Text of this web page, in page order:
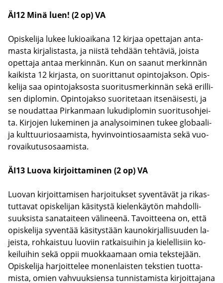
ÄI12 Minä luen! (2 op) VA
Opis­ke­li­ja lukee lu­kio­ai­ka­na 12 kir­jaa opet­ta­jan an­ta­
mas­ta kir­ja­lis­tas­ta, ja niis­tä teh­dään teh­tä­viä, jois­ta
opet­ta­ja antaa mer­kin­nän. Kun on saa­nut mer­kin­nän
kai­kis­ta 12 kir­jas­ta, on suo­rit­ta­nut opin­to­jak­son. Opis­
ke­li­ja saa opin­to­jak­sos­ta suo­ri­tus­mer­kin­nän sekä eril­li­
sen diplo­min. Opin­to­jak­so suo­ri­te­taan it­se­näi­ses­ti, ja
se nou­dat­taa Pir­kan­maan lu­ku­diplo­min suo­ri­tus­oh­jei­
ta. Kir­jo­jen lu­ke­mi­nen ja ana­ly­soi­mi­nen tukee globaali-​
ja kult­tuu­rio­saa­mis­ta, hy­vin­voin­tio­saa­mis­ta sekä vuo­
ro­vai­ku­tus­osaa­mis­ta.
ÄI13 Luova kir­joit­ta­mi­nen (2 op) VA
Luo­van kir­joit­ta­mi­sen har­joi­tuk­set sy­ven­tä­vät ja ri­kas­
tut­ta­vat opis­ke­li­jan kä­si­tys­tä kie­len­käy­tön mah­dol­li­
suuk­sis­ta sa­na­tai­teen vä­li­nee­nä. Ta­voit­tee­na on, että
opis­ke­li­ja sy­ven­tää kä­si­tys­tään kau­no­kir­jal­li­suu­den la­
jeis­ta, roh­kais­tuu luo­viin rat­kai­sui­hin ja kie­lel­li­siin ko­
kei­lui­hin sekä oppii muok­kaa­maan omia teks­te­jään.
Opis­ke­li­ja har­joit­te­lee mo­nen­lais­ten teks­tien tuot­ta­
mis­ta, omien vah­vuuk­sien­sa tun­nis­ta­mis­ta kir­joit­ta­ja­na